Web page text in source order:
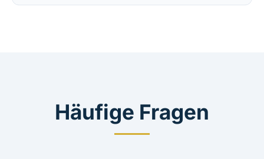
Häufige Fragen